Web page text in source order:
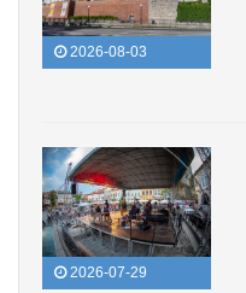
2026-08-03
2026-07-29